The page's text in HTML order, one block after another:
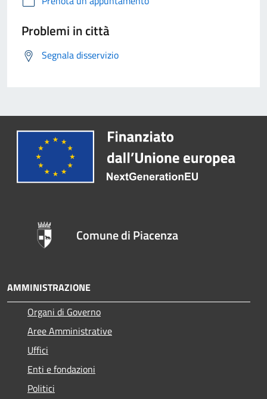
Problemi in città
Segnala disservizio
Comune di Piacenza
AMMINISTRAZIONE
Organi di Governo
Aree Amministrative
Uffici
Enti e fondazioni
Politici